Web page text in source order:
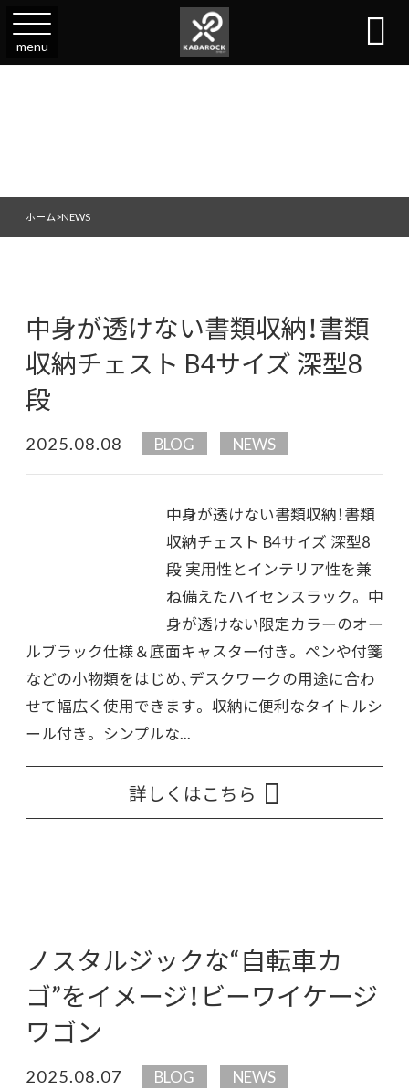
menu 
ホーム>NEWS
中身が透けない書類収納！書類
収納チェスト B4サイズ 深型8
段
2025.08.08 BLOG NEWS
中身が透けない書類収納！書類
収納チェスト B4サイズ 深型8
段 実用性とインテリア性を兼
ね備えたハイセンスラック。 中
身が透けない限定カラーのオー
ルブラック仕様＆底面キャスター付き。 ペンや付箋
などの小物類をはじめ、デスクワークの用途に合わ
せて幅広く使用できます。 収納に便利なタイトルシ
ール付き。 シンプルな...
詳しくはこちら
ノスタルジックな“自転車カ
ゴ”をイメージ！ビーワイケージ
ワゴン
2025.08.07 BLOG NEWS